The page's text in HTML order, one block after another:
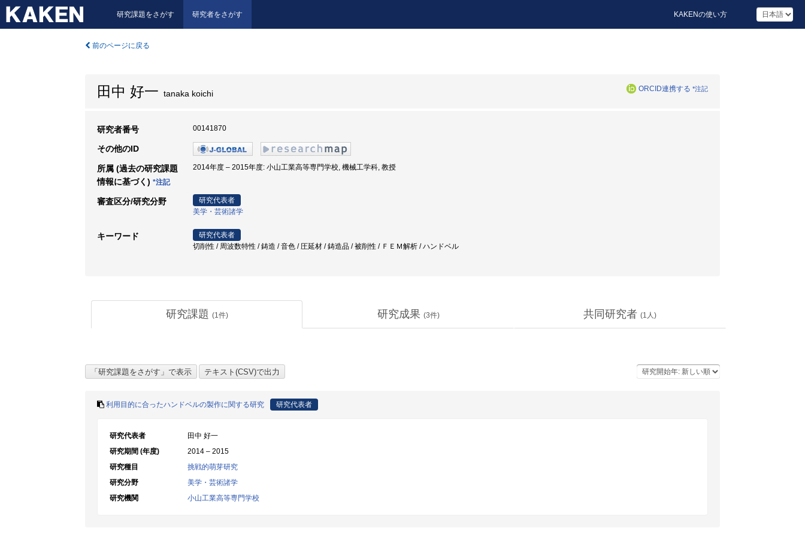
研究課題をさがす 研究者をさがす KAKENの使い方
前のページに戻る
田中 好一 tanaka koichi ORCID連携する *注記
研究者番号 00141870
その他のID
所属 (過去の研究課題
情報に基づく) *注記
2014年度 – 2015年度: 小山工業高等専門学校, 機械工学科, 教授
審査区分/研究分野
研究代表者
美学・芸術諸学
キーワード
研究代表者
切削性 / 周波数特性 / 鋳造 / 音色 / 圧延材 / 鋳造品 / 被削性 / ＦＥＭ解析 / ハンドベル
研究課題 (1件) 研究成果 (3件) 共同研究者 (1 人)
利用目的に合ったハンドベルの製作に関する研究 研究代表者
研究代表者
田中 好一
研究期間 (年度)
2014 – 2015
研究種目
挑戦的萌芽研究
研究分野
美学・芸術諸学
研究機関
小山工業高等専門学校